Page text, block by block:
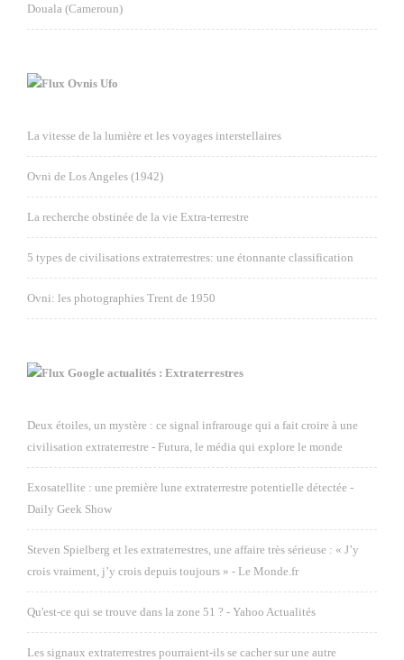
Douala (Cameroun)
Ovnis Ufo
La vitesse de la lumière et les voyages interstellaires
Ovni de Los Angeles (1942)
La recherche obstinée de la vie Extra-terrestre
5 types de civilisations extraterrestres: une étonnante classification
Ovni: les photographies Trent de 1950
Google actualités : Extraterrestres
Deux étoiles, un mystère : ce signal infrarouge qui a fait croire à une
civilisation extraterrestre - Futura, le média qui explore le monde
Exosatellite : une première lune extraterrestre potentielle détectée -
Daily Geek Show
Steven Spielberg et les extraterrestres, une affaire très sérieuse : « J’y
crois vraiment, j’y crois depuis toujours » - Le Monde.fr
Qu'est-ce qui se trouve dans la zone 51 ? - Yahoo Actualités
Les signaux extraterrestres pourraient-ils se cacher sur une autre